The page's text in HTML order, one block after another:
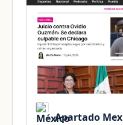
Apartado Mex